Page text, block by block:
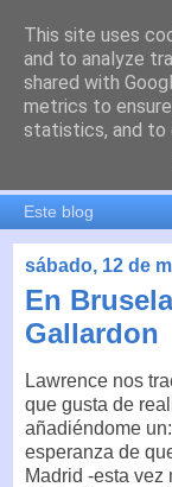
es por
El blog de Madrid
movilidad,
educación,
sábado, 12 de
En
Gallardon
Lawrence nos
que gusta de
añadiéndome
esperanza de
Madrid -esta
This site uses
and to analyze
shared with
metrics to
statistics, and to